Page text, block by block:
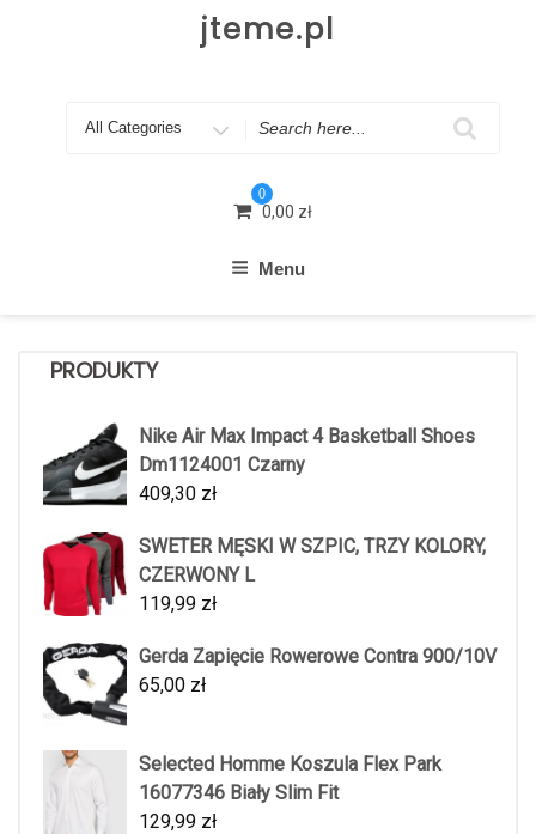
jteme.pl
Search
0
0,00 zł
Menu
PRODUKTY
Nike Air Max Impact 4 Basketball Shoes
Dm1124001 Czarny
409,30 zł
SWETER MĘSKI W SZPIC, TRZY KOLORY,
CZERWONY L
119,99 zł
Gerda Zapięcie Rowerowe Contra 900/10V
65,00 zł
Selected Homme Koszula Flex Park
16077346 Biały Slim Fit
129,99 zł